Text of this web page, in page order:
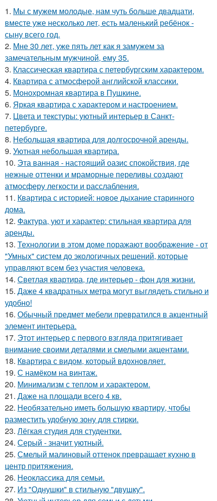
1. Мы с мужем молодые, нам чуть больше двадцати,
вместе уже несколько лет, есть маленький ребёнок -
сыну всего год.
2. Мне 30 лет, уже пять лет как я замужем за
замечательным мужчиной, ему 35.
3. Классическая квартира с петербургским характером.
4. Квартира с атмосферой английской классики.
5. Монохромная квартира в Пушкине.
6. Яркая квартира с характером и настроением.
7. Цвета и текстуры: уютный интерьер в Санкт-
петербурге.
8. Небольшая квартира для долгосрочной аренды.
9. Уютная небольшая квартира.
10. Эта ванная - настоящий оазис спокойствия, где
нежные оттенки и мраморные переливы создают
атмосферу легкости и расслабления.
11. Квартира с историей: новое дыхание старинного
дома.
12. Фактура, уют и характер: стильная квартира для
аренды.
13. Технологии в этом доме поражают воображение - от
"Умных" систем до экологичных решений, которые
управляют всем без участия человека.
14. Светлая квартира, где интерьер - фон для жизни.
15. Даже 4 квадратных метра могут выглядеть стильно и
удобно!
16. Обычный предмет мебели превратился в акцентный
элемент интерьера.
17. Этот интерьер с первого взгляда притягивает
внимание своими деталями и смелыми акцентами.
18. Квартира с видом, который вдохновляет.
19. С намёком на винтаж.
20. Минимализм с теплом и характером.
21. Даже на площади всего 4 кв.
22. Необязательно иметь большую квартиру, чтобы
разместить удобную зону для стирки.
23. Лёгкая студия для студентки.
24. Серый - значит уютный.
25. Смелый малиновый оттенок превращает кухню в
центр притяжения.
26. Неоклассика для семьи.
27. Из "Однушки" в стильную "двушку".